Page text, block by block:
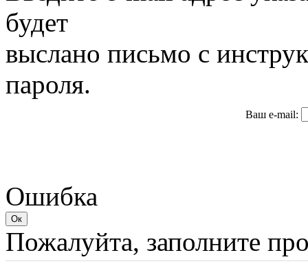
будет
выслано письмо с
пароля.
Ваш e-mail:
Ошибка
Пожалуйта, заполните